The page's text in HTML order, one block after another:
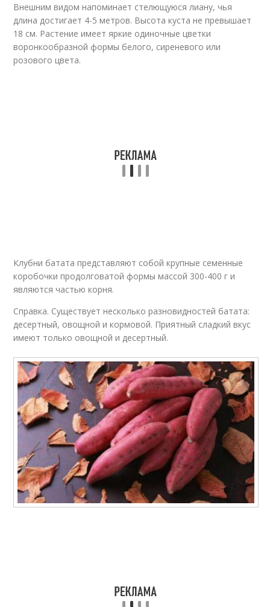
Внешним видом напоминает стелющуюся лиану, чья
длина достигает 4-5 метров. Высота куста не превышает
18 см. Растение имеет яркие одиночные цветки
воронкообразной формы белого, сиреневого или
розового цвета.
Клубни батата представляют собой крупные семенные
коробочки продолговатой формы массой 300-400 г и
являются частью корня.
Справка. Существует несколько разновидностей батата:
десертный, овощной и кормовой. Приятный сладкий вкус
имеют только овощной и десертный.